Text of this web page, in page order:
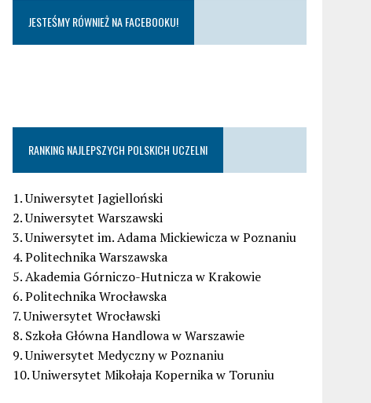
JESTEŚMY RÓWNIEŻ NA FACEBOOKU!
RANKING NAJLEPSZYCH POLSKICH UCZELNI
1. Uniwersytet Jagielloński
2. Uniwersytet Warszawski
3. Uniwersytet im. Adama Mickiewicza w Poznaniu
4. Politechnika Warszawska
5. Akademia Górniczo-Hutnicza w Krakowie
6. Politechnika Wrocławska
7. Uniwersytet Wrocławski
8. Szkoła Główna Handlowa w Warszawie
9. Uniwersytet Medyczny w Poznaniu
10. Uniwersytet Mikołaja Kopernika w Toruniu